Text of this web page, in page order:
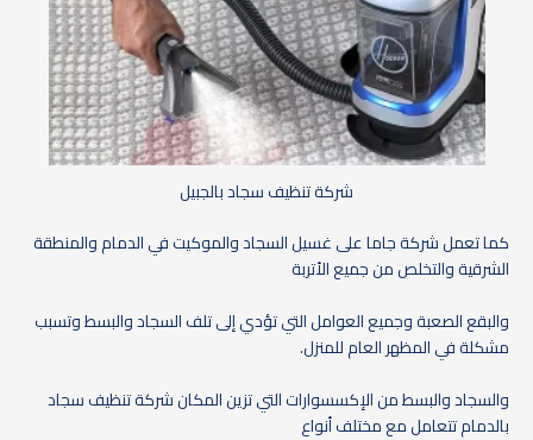
شركة تنظيف سجاد بالجبيل
كما تعمل شركة جاما على غسيل السجاد والموكيت في الدمام والمنطقة
الشرقية والتخلص من جميع الأتربة
والبقع الصعبة وجميع العوامل التي تؤدي إلى تلف السجاد والبسط وتسبب
مشكلة في المظهر العام للمنزل.
والسجاد والبسط من الإكسسوارات التي تزين المكان شركة تنظيف سجاد
بالدمام تتعامل مع مختلف أنواع